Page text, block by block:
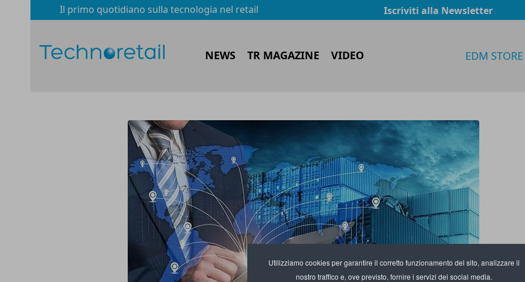
Utilizziamo cookies per garantire il corretto funzionamento del sito, analizzare il
nostro traffico e, ove previsto, fornire i servizi dei social media.
Il primo quotidiano sulla tecnologia nel retail Iscriviti alla Newsletter
NEWS TR MAGAZINE VIDEO EDM STORE